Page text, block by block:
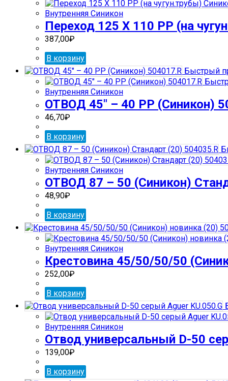
Внутренняя Синикон
Переход 125 Х 110 РР (на
387,00₽
В корзину
Быстрый
Внутренняя Синикон
ОТВОД 45″ – 40 РР (Синикон)
46,70₽
В корзину
Внутренняя Синикон
ОТВОД 87 – 50 (Синикон)
48,90₽
В корзину
Внутренняя Синикон
Крестовина 45/50/50/50
252,00₽
В корзину
Внутренняя Синикон
Отвод универсальный D-50
139,00₽
В корзину